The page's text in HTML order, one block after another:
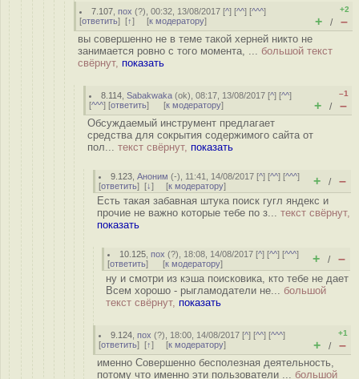
7.107 ,пох (?), 00:32, 13/08/2017 [^] [^^] [^^^]
[ответить] [↑] [к модератору]
+2
+ / –
вы совершенно не в теме такой херней никто не
занимается ровно с того момента, ... большой текст
свёрнут, показать
8.114 ,Sabakwaka (ok), 08:17, 13/08/2017 [^] [^^]
[^^^] [ответить] [к модератору]
–1
+ / –
Обсуждаемый инструмент предлагает
средства для сокрытия содержимого сайта от
пол... текст свёрнут, показать
9.123 ,Аноним (-), 11:41, 14/08/2017 [^] [^^] [^^^]
[ответить] [↓] [к модератору] + / –
Есть такая забавная штука поиск гугл яндекс и
прочие не важно которые тебе по з... текст свёрнут,
показать
10.125 ,пох (?), 18:08, 14/08/2017 [^] [^^] [^^^]
[ответить] [к модератору] + / –
ну и смотри из кэша поисковика, кто тебе не дает
Всем хорошо - рыгламодатели не... большой
текст свёрнут, показать
9.124 ,пох (?), 18:00, 14/08/2017 [^] [^^] [^^^]
[ответить] [↑] [к модератору]
+1
+ / –
именно Совершенно бесполезная деятельность,
потому что именно эти пользователи ... большой